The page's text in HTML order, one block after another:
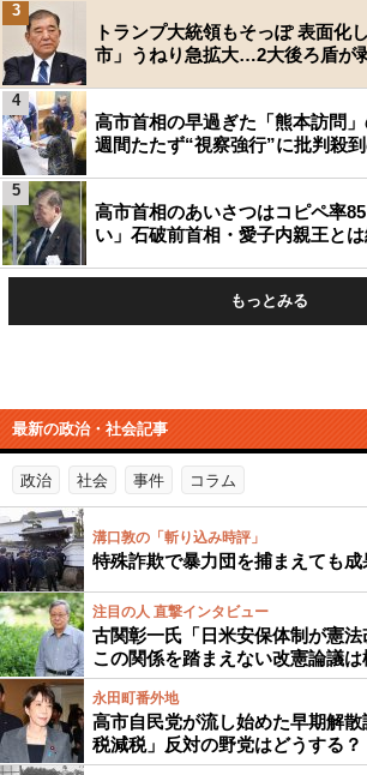
トランプ大統領もそっぽ 表面化
市」うねり急拡大…2大後ろ盾が
3
高市首相の早過ぎた「熊本訪問
週間たたず“視察強行”に批判殺
4
高市首相のあいさつはコピペ率
い」石破前首相・愛子内親王と
5
もっとみる
最新の政治・社会記事
政治 社会 事件 コラム
溝口敦の「斬り込み時評」
特殊詐欺で暴力団を捕まえても
注目の人 直撃インタビュー
古関彰一氏「日米安保体制が憲
この関係を踏まえない改憲論議は
永田町番外地
高市自民党が流し始めた早期解
税減税」反対の野党はどうする？